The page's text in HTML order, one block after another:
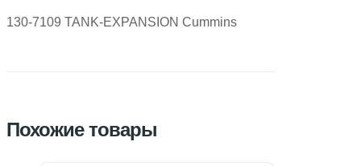
130-7109 TANK-EXPANSION Cummins
Похожие товары